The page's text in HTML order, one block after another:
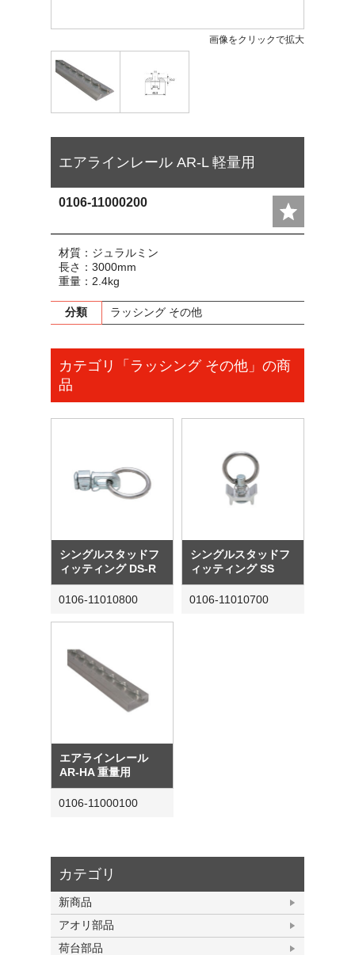
カテゴリ
新商品
アオリ部品
荷台部品
画像をクリックで拡大
エアラインレール AR-L 軽量用
0106-11000200
材質：ジュラルミン
長さ：3000mm
重量：2.4kg
分類 ラッシング その他
カテゴリ「ラッシング その他」の商
品
シングルスタッドフ
ィッティング DS-R
0106-11010800
シングルスタッドフ
ィッティング SS
0106-11010700
エアラインレール
AR-HA 重量用
0106-11000100